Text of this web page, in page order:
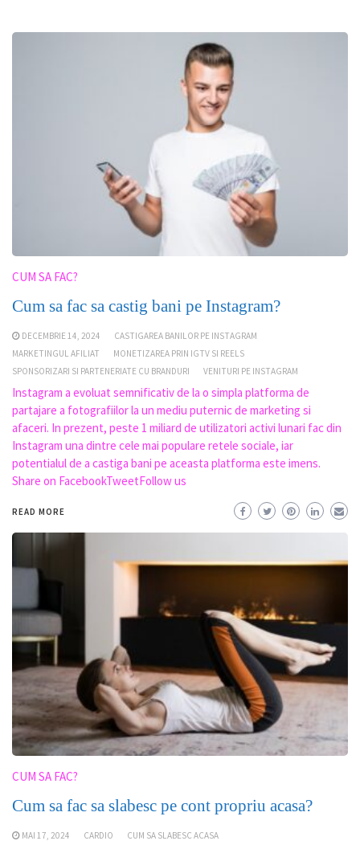
CUM SA FAC?
Cum sa fac sa castig bani pe Instagram?
DECEMBRIE 14, 2024
CASTIGAREA BANILOR PE INSTAGRAM
MARKETINGUL AFILIAT
MONETIZAREA PRIN IGTV SI REELS
SPONSORIZARI SI PARTENERIATE CU BRANDURI
VENITURI PE INSTAGRAM
Instagram a evoluat semnificativ de la o simpla platforma de
partajare a fotografiilor la un mediu puternic de marketing si
afaceri. In prezent, peste 1 miliard de utilizatori activi lunari fac din
Instagram una dintre cele mai populare retele sociale, iar
potentialul de a castiga bani pe aceasta platforma este imens.
Share on FacebookTweetFollow us
READ MORE
CUM SA FAC?
Cum sa fac sa slabesc pe cont propriu acasa?
MAI 17, 2024 CARDIO
CUM SA SLABESC ACASA